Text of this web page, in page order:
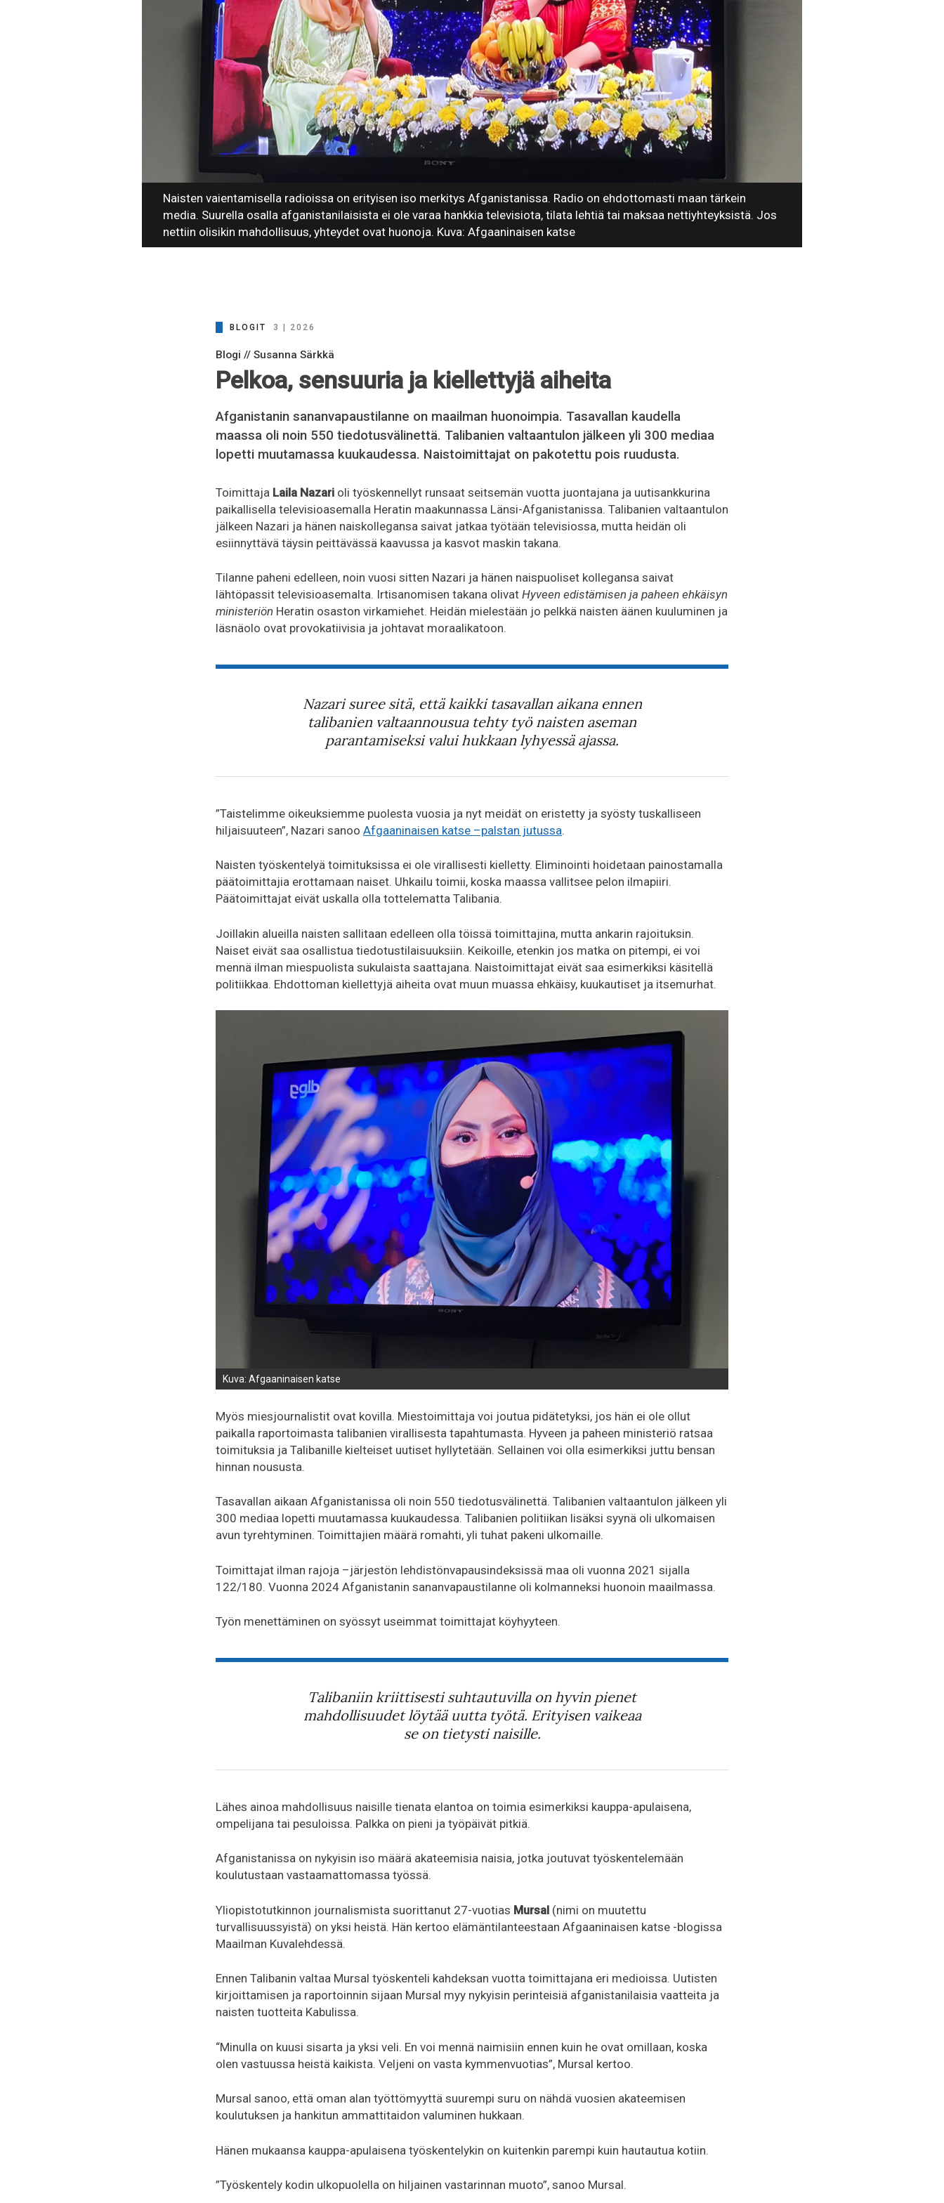
Naisten vaientamisella radioissa on erityisen iso merkitys Afganistanissa. Radio on ehdottomasti maan tärkein
media. Suurella osalla afganistanilaisista ei ole varaa hankkia televisiota, tilata lehtiä tai maksaa nettiyhteyksistä. Jos
nettiin olisikin mahdollisuus, yhteydet ovat huonoja. Kuva: Afgaaninaisen katse
BLOGIT 3 | 2026
Blogi // Susanna Särkkä
Pelkoa, sensuuria ja kiellettyjä aiheita
Afganistanin sananvapaustilanne on maailman huonoimpia. Tasavallan kaudella
maassa oli noin 550 tiedotusvälinettä. Talibanien valtaantulon jälkeen yli 300 mediaa
lopetti muutamassa kuukaudessa. Naistoimittajat on pakotettu pois ruudusta.
Toimittaja Laila Nazari oli työskennellyt runsaat seitsemän vuotta juontajana ja uutisankkurina
paikallisella televisioasemalla Heratin maakunnassa Länsi-Afganistanissa. Talibanien valtaantulon
jälkeen Nazari ja hänen naiskollegansa saivat jatkaa työtään televisiossa, mutta heidän oli
esiinnyttävä täysin peittävässä kaavussa ja kasvot maskin takana.
Tilanne paheni edelleen, noin vuosi sitten Nazari ja hänen naispuoliset kollegansa saivat
lähtöpassit televisioasemalta. Irtisanomisen takana olivat Hyveen edistämisen ja paheen ehkäisyn
ministeriön Heratin osaston virkamiehet. Heidän mielestään jo pelkkä naisten äänen kuuluminen ja
läsnäolo ovat provokatiivisia ja johtavat moraalikatoon.
Nazari suree sitä, että kaikki tasavallan aikana ennen
talibanien valtaannousua tehty työ naisten aseman
parantamiseksi valui hukkaan lyhyessä ajassa.
”Taistelimme oikeuksiemme puolesta vuosia ja nyt meidät on eristetty ja syösty tuskalliseen
hiljaisuuteen”, Nazari sanoo Afgaaninaisen katse –palstan jutussa.
Naisten työskentelyä toimituksissa ei ole virallisesti kielletty. Eliminointi hoidetaan painostamalla
päätoimittajia erottamaan naiset. Uhkailu toimii, koska maassa vallitsee pelon ilmapiiri.
Päätoimittajat eivät uskalla olla tottelematta Talibania.
Joillakin alueilla naisten sallitaan edelleen olla töissä toimittajina, mutta ankarin rajoituksin.
Naiset eivät saa osallistua tiedotustilaisuuksiin. Keikoille, etenkin jos matka on pitempi, ei voi
mennä ilman miespuolista sukulaista saattajana. Naistoimittajat eivät saa esimerkiksi käsitellä
politiikkaa. Ehdottoman kiellettyjä aiheita ovat muun muassa ehkäisy, kuukautiset ja itsemurhat.
Kuva: Afgaaninaisen katse
Myös miesjournalistit ovat kovilla. Miestoimittaja voi joutua pidätetyksi, jos hän ei ole ollut
paikalla raportoimasta talibanien virallisesta tapahtumasta. Hyveen ja paheen ministeriö ratsaa
toimituksia ja Talibanille kielteiset uutiset hyllytetään. Sellainen voi olla esimerkiksi juttu bensan
hinnan noususta.
Tasavallan aikaan Afganistanissa oli noin 550 tiedotusvälinettä. Talibanien valtaantulon jälkeen yli
300 mediaa lopetti muutamassa kuukaudessa. Talibanien politiikan lisäksi syynä oli ulkomaisen
avun tyrehtyminen. Toimittajien määrä romahti, yli tuhat pakeni ulkomaille.
Toimittajat ilman rajoja –järjestön lehdistönvapausindeksissä maa oli vuonna 2021 sijalla
122/180. Vuonna 2024 Afganistanin sananvapaustilanne oli kolmanneksi huonoin maailmassa.
Työn menettäminen on syössyt useimmat toimittajat köyhyyteen.
Talibaniin kriittisesti suhtautuvilla on hyvin pienet
mahdollisuudet löytää uutta työtä. Erityisen vaikeaa
se on tietysti naisille.
Lähes ainoa mahdollisuus naisille tienata elantoa on toimia esimerkiksi kauppa-apulaisena,
ompelijana tai pesuloissa. Palkka on pieni ja työpäivät pitkiä.
Afganistanissa on nykyisin iso määrä akateemisia naisia, jotka joutuvat työskentelemään
koulutustaan vastaamattomassa työssä.
Yliopistotutkinnon journalismista suorittanut 27-vuotias Mursal (nimi on muutettu
turvallisuussyistä) on yksi heistä. Hän kertoo elämäntilanteestaan Afgaaninaisen katse -blogissa
Maailman Kuvalehdessä.
Ennen Talibanin valtaa Mursal työskenteli kahdeksan vuotta toimittajana eri medioissa. Uutisten
kirjoittamisen ja raportoinnin sijaan Mursal myy nykyisin perinteisiä afganistanilaisia vaatteita ja
naisten tuotteita Kabulissa.
“Minulla on kuusi sisarta ja yksi veli. En voi mennä naimisiin ennen kuin he ovat omillaan, koska
olen vastuussa heistä kaikista. Veljeni on vasta kymmenvuotias”, Mursal kertoo.
Mursal sanoo, että oman alan työttömyyttä suurempi suru on nähdä vuosien akateemisen
koulutuksen ja hankitun ammattitaidon valuminen hukkaan.
Hänen mukaansa kauppa-apulaisena työskentelykin on kuitenkin parempi kuin hautautua kotiin.
”Työskentely kodin ulkopuolella on hiljainen vastarinnan muoto”, sanoo Mursal.